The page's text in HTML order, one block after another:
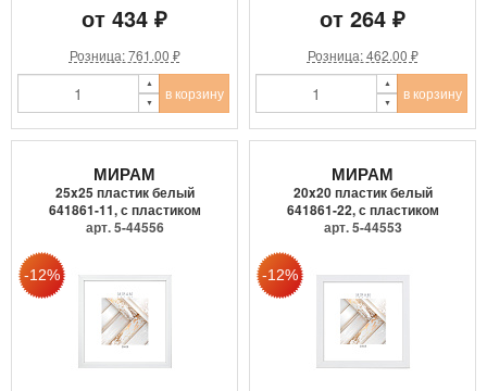
от 434 ₽
Розница: 761.00 ₽
в корзину
от 264 ₽
Розница: 462.00 ₽
в корзину
МИРАМ
25x25 пластик белый
641861-11, с пластиком
арт. 5-44556
МИРАМ
20x20 пластик белый
641861-22, с пластиком
арт. 5-44553